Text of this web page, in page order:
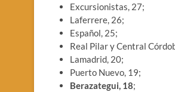
Excursionistas, 27;
Laferrere, 26;
Español, 25;
Real Pilar y Central
Lamadrid, 20;
Puerto Nuevo, 19;
Berazategui, 18;